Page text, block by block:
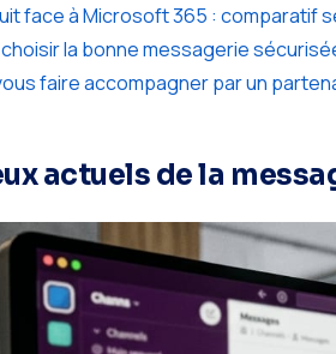
face à Microsoft 365 : comparatif
la bonne messagerie
faire accompagner par un
actuels de la